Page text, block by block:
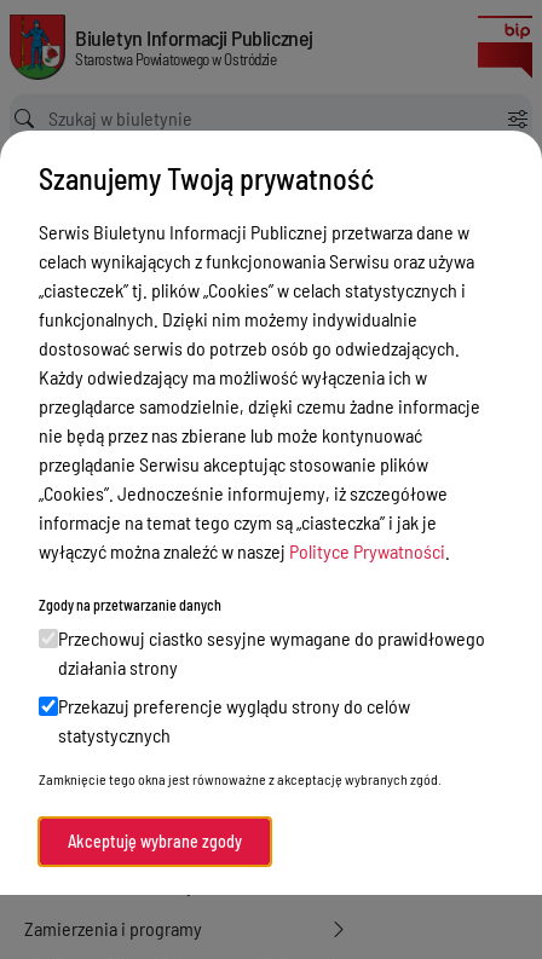
Wskaźnik zwiększający
Biuletyn Informacji Publicznej Starostwa Powiatowego w Ostródzie
Biuletyn Informacji Publicznej
Starostwa Powiatowego w Ostródzie
Ścieżka powrotu
Strona główna Informacja Wskaźnik zwiększający
Informacja
Menu Przedmiotowe
Starostwo Powiatowe
Poradnik Interesanta
Informacje o naborze
Zamówienia Publiczne
Tablica ogłoszeń
Dyżury Aptek w Powiecie Ostródzkim
Nieodpłatna Pomoc Prawna
Akty Prawne
Rejestry, ewidencje i archiwa
Budżet
Organizacja działania samorządu
powiatowego
Oświadczenia majątkowe
Zamierzenia i programy
Szanujemy Twoją prywatność
Serwis Biuletynu Informacji Publicznej przetwarza dane w
celach wynikających z funkcjonowania Serwisu oraz używa
„ciasteczek” tj. plików „Cookies” w celach statystycznych i
funkcjonalnych. Dzięki nim możemy indywidualnie
dostosować serwis do potrzeb osób go odwiedzających.
Każdy odwiedzający ma możliwość wyłączenia ich w
przeglądarce samodzielnie, dzięki czemu żadne informacje
nie będą przez nas zbierane lub może kontynuować
przeglądanie Serwisu akceptując stosowanie plików
„Cookies”. Jednocześnie informujemy, iż szczegółowe
informacje na temat tego czym są „ciasteczka” i jak je
wyłączyć można znaleźć w naszej Polityce Prywatności
Zgody na przetwarzanie danych
Przechowuj ciastko sesyjne wymagane do prawidłowego
działania strony
Przekazuj preferencje wyglądu strony do celów
statystycznych
Zamknięcie tego okna jest równoważne z akceptację wybranych zgód.
Akceptuję wybrane zgody